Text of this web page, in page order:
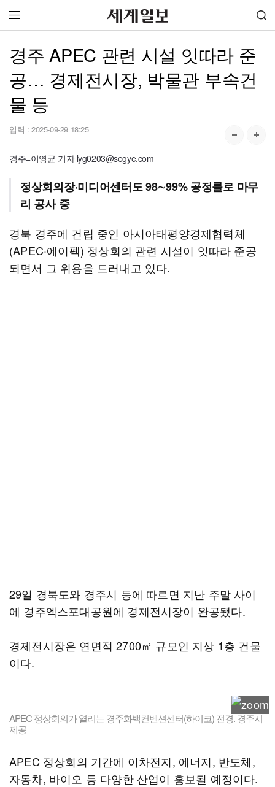
경주 APEC 관련 시설 잇따라 준
공… 경제전시장, 박물관 부속건
물 등
입력 : 2025-09-29 18:25
경주=이영균 기자 lyg0203@segye.com
정상회의장·미디어센터도 98∼99% 공정률로 마무
리 공사 중
경북 경주에 건립 중인 아시아태평양경제협력체
(APEC·에이펙) 정상회의 관련 시설이 잇따라 준공
되면서 그 위용을 드러내고 있다.
29일 경북도와 경주시 등에 따르면 지난 주말 사이
에 경주엑스포대공원에 경제전시장이 완공됐다.
경제전시장은 연면적 2700㎡ 규모인 지상 1층 건물
이다.
APEC 정상회의가 열리는 경주화백컨벤션센터(하이코) 전경. 경주시
제공
APEC 정상회의 기간에 이차전지, 에너지, 반도체,
자동차, 바이오 등 다양한 산업이 홍보될 예정이다.